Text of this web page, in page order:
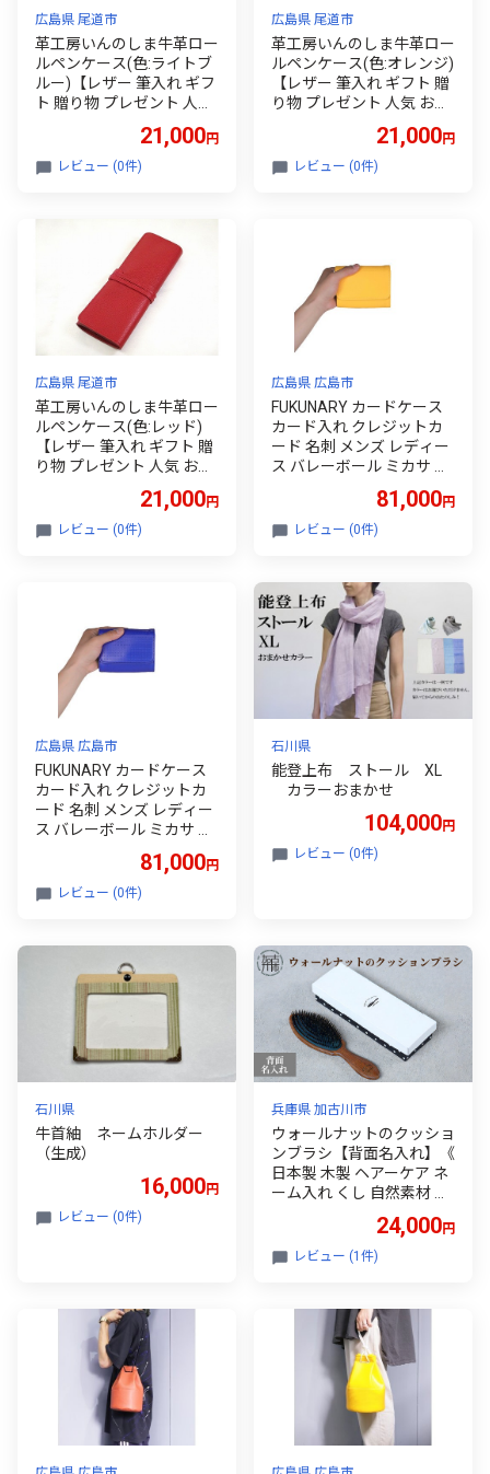
広島県 尾道市
革工房いんのしま牛革ロー
ルペンケース(色:ライトブ
ルー)【レザー 筆入れ ギフ
ト 贈り物 プレゼント 人気
21,000円
レビュー (0件)
広島県 尾道市
革工房いんのしま牛革ロー
ルペンケース(色:オレンジ)
【レザー 筆入れ ギフト 贈
り物 プレゼント 人気 おす
21,000円
レビュー (0件)
広島県 尾道市
革工房いんのしま牛革ロー
ルペンケース(色:レッド)
【レザー 筆入れ ギフト 贈
り物 プレゼント 人気 おす
21,000円
レビュー (0件)
広島県 広島市
FUKUNARY カードケース
カード入れ クレジットカ
ード 名刺 メンズ レディー
ス バレーボール ミカサ イ
ら はちのす M06981,000円
レビュー (0件)
広島県 広島市
FUKUNARY カードケース
カード入れ クレジットカ
ード 名刺 メンズ レディー
ス バレーボール ミカサ ブ
81,000円
レビュー (0件)
石川県
能登上布 ストール XL
カラーおまかせ
104,000円
レビュー (0件)
石川県
牛首紬 ネームホルダー
（生成）
16,000円
レビュー (0件)
兵庫県 加古川市
ウォールナットのクッショ
ンブラシ【背面名入れ】《
日本製 木製 ヘアーケア ネ
ーム入れ くし 自然素材 髪
ゼント プチギフト 日用品
頭皮ケア おすすめ 》【24
24,000円
レビュー (1件)